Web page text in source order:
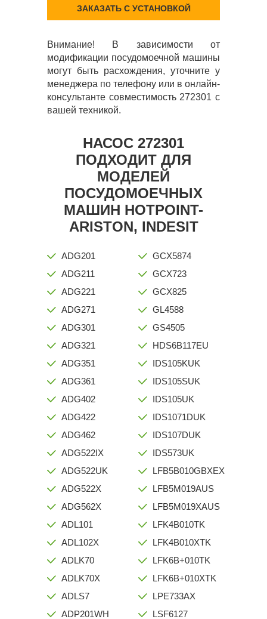
ЗАКАЗАТЬ С УСТАНОВКОЙ
Внимание! В зависимости от
модификации посудомоечной машины
могут быть расхождения, уточните у
менеджера по телефону или в онлайн-
консультанте совместимость 272301 с
вашей техникой.
НАСОС 272301
ПОДХОДИТ ДЛЯ
МОДЕЛЕЙ
ПОСУДОМОЕЧНЫХ
МАШИН HOTPOINT-
ARISTON, INDESIT
ADG201
ADG211
ADG221
ADG271
ADG301
ADG321
ADG351
ADG361
ADG402
ADG422
ADG462
ADG522IX
ADG522UK
ADG522X
ADG562X
ADL101
ADL102X
ADLK70
ADLK70X
ADLS7
ADP201WH
GCX5874
GCX723
GCX825
GL4588
GS4505
HDS6B117EU
IDS105KUK
IDS105SUK
IDS105UK
IDS1071DUK
IDS107DUK
IDS573UK
LFB5B010GBXEX
LFB5M019AUS
LFB5M019XAUS
LFK4B010TK
LFK4B010XTK
LFK6B+010TK
LFK6B+010XTK
LPE733AX
LSF6127